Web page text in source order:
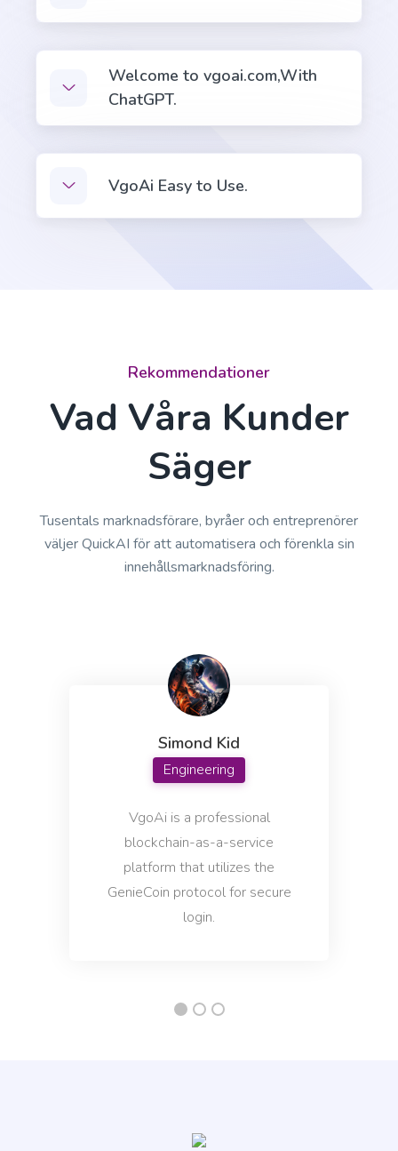
Company Vision
Proffs
A vision that attracts the right people, clients, and
Ecommerce
Product Name Generator
Product Descriptions
Authentic product descriptions that will compel,
Product titles that will make your product stand
out in a sea of competition.
Descriptions for Amazon products that rank on the
first page of the search results.
will make them irresistible to shoppers.
Welcome to vgoai.com,With
ChatGPT.
VgoAi Easy to Use.
Rekommendationer
Vad Våra Kunder
Säger
Tusentals marknadsförare, byråer och entreprenörer
väljer QuickAI för att automatisera och förenkla sin
innehållsmarknadsföring.
Simond Kid
Engineering
VgoAi is a professional
blockchain-as-a-service
platform that utilizes the
GenieCoin protocol for secure
login.